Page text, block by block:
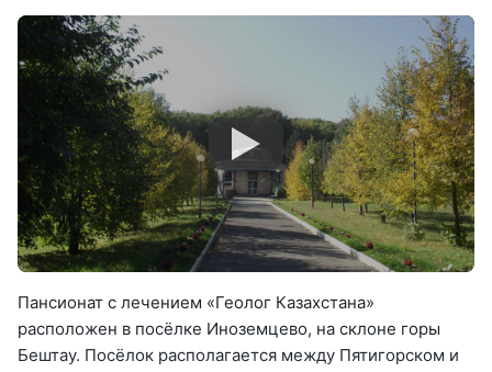
Пансионат с лечением «Геолог Казахстана»
расположен в посёлке Иноземцево, на склоне горы
Бештау. Посёлок располагается между Пятигорском и